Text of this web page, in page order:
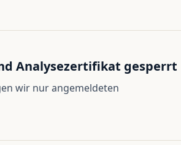
Analysezertifikat gesperrt
wir nur angemeldeten